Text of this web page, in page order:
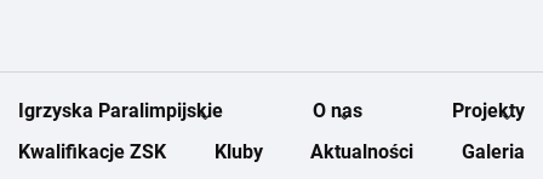
Igrzyska Paralimpijskie O nas
Projekty
Kwalifikacje ZSK
Kluby Aktualności
Galeria